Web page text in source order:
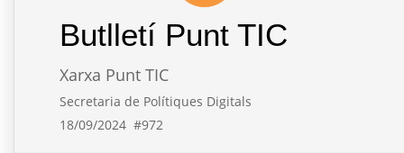
Butlletí Punt TIC
Xarxa Punt TIC
Secretaria de Polítiques Digitals
18/09/2024 #972